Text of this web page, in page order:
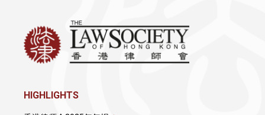
HIGHLIGHTS